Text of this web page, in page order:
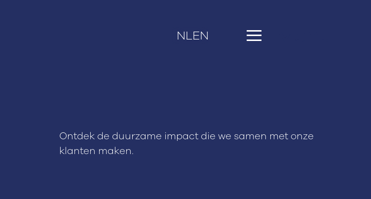
NLEN
Ontdek de duurzame impact die we samen met onze
klanten maken.